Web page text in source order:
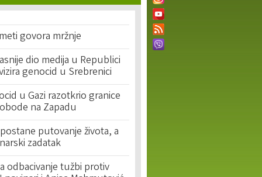
govora mržnje
dio medija u Republici
genocid u Srebrenici
u Gazi razotkrio granice
na Zapadu
putovanje života, a
zadatak
odbacivanje tužbi protiv